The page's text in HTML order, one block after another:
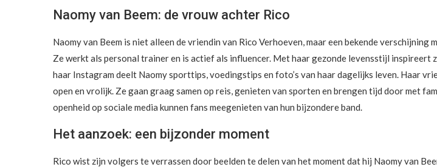
Naomy van Beem: de vrouw achter Rico
Naomy van Beem is niet alleen de vriendin van Rico Verhoeven, maar een bekende verschijning
Ze werkt als personal trainer en is actief als influencer. Met haar gezonde levensstijl inspireert
haar Instagram deelt Naomy sporttips, voedingstips en foto’s van haar dagelijks leven. Haar
open en vrolijk. Ze gaan graag samen op reis, genieten van sporten en brengen tijd door met
openheid op sociale media kunnen fans meegenieten van hun bijzondere band.
Het aanzoek: een bijzonder moment
Rico wist zijn volgers te verrassen door beelden te delen van het moment dat hij Naomy van